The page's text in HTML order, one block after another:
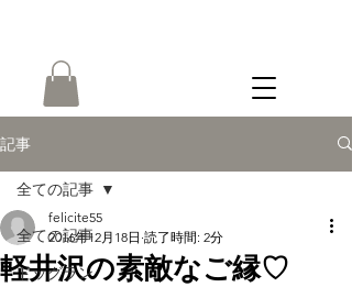
記事
全ての記事
ドッグラン
全ての記事
軽井沢の素敵なご縁♡
felicite55
2016年12月18日 読了時間: 2分